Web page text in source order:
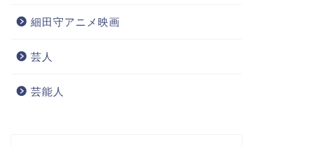
細田守アニメ映画
芸人
芸能人